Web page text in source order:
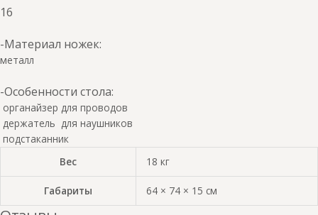
16
-Материал ножек:
металл
-Особенности стола:
органайзер для проводов
держатель для наушников
подстаканник
Вес
18 кг
Габариты 64 × 74 × 15 см